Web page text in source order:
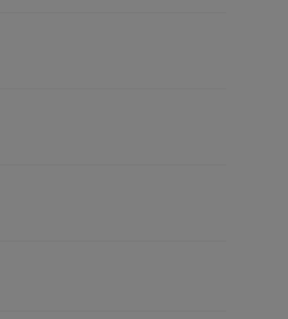
voor Capaciteit accu